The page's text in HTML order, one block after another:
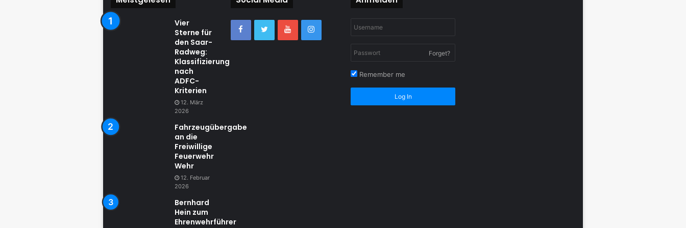
Vier
Sterne für
den Saar-
Radweg:
Klassifizierung
nach
ADFC-
Kriterien
12. März
2026
Fahrzeugübergabe
an die
Freiwillige
Feuerwehr
Wehr
12. Februar
2026
Bernhard
Hein zum
Ehrenwehrführer
Forget?
Remember me
Log In